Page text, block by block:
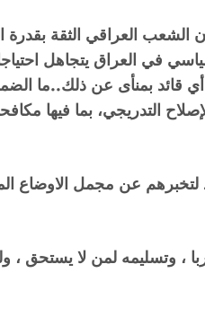
الشعب العراقي الثقة
في العراق يتجاهل
بمنأى عن ذلك..ما
التدريجي، بما فيها
عن مجمل الاوضاع
، وتسليمه لمن لا يستحق